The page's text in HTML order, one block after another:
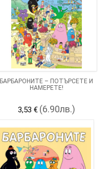
БАРБАРОНИТЕ – ПОТЪРСЕТЕ И
НАМЕРЕТЕ!
3,53 € (6.90лв.)